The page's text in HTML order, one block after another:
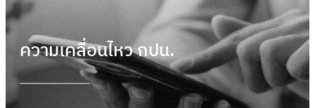
ความเคลื่อนไหว กปน.